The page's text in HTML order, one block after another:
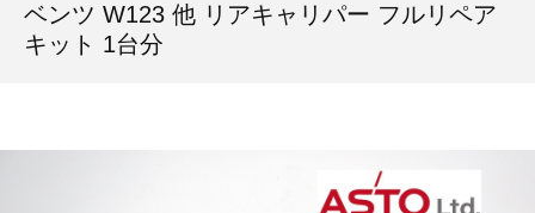
キープログラマー（4）
キープログラマー（20）
AST TOOLS（51）
オシロ関連商品（9）
イタリア/フランス車（145）
リビルト品（58）
アクセサリー（13）
ベンツ W123 他 リアキャリパー フルリペア
キット 1台分